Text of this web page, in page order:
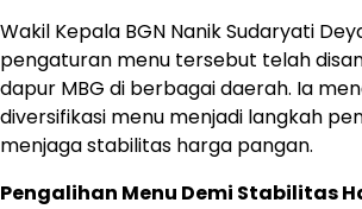
Wakil Kepala BGN Nanik Sudaryati
pengaturan menu tersebut telah
dapur MBG di berbagai daerah. Ia
diversifikasi menu menjadi langkah
menjaga stabilitas harga pangan.
Pengalihan Menu Demi Stabilitas